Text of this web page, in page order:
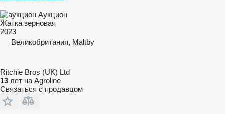
Аукцион
Жатка зерновая
2023
Великобритания, Maltby
Ritchie Bros (UK) Ltd
13 лет на Agroline
Связаться с продавцом